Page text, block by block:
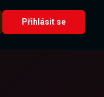
Přihlásit se